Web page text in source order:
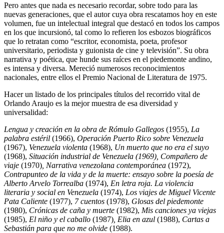
Pero antes que nada es necesario recordar, sobre todo para las
nuevas generaciones, que el autor cuya obra rescatamos hoy en este
volumen, fue un intelectual integral que destacó en todos los campos
en los que incursionó, tal como lo refieren los esbozos biográficos
que lo retratan como “escritor, economista, poeta, profesor
universitario, periodista y guionista de cine y televisión”. Su obra
narrativa y poética, que hunde sus raíces en el piedemonte andino,
es intensa y diversa. Mereció numerosos reconocimientos
nacionales, entre ellos el Premio Nacional de Literatura de 1975.
Hacer un listado de los principales títulos del recorrido vital de
Orlando Araujo es la mejor muestra de esa diversidad y
universalidad:
Lengua y creación en la obra de Rómulo Gallegos (1955), La
palabra estéril (1966), Operación Puerto Rico sobre Venezuela
(1967), Venezuela violenta (1968), Un muerto que no era el suyo
(1968), Situación industrial de Venezuela (1969), Compañero de
viaje (1970) , Narrativa venezolana contemporánea (1972),
Contrapunteo de la vida y de la muerte: ensayo sobre la poesía de
Alberto Arvelo Torrealba (1974), En letra roja. La violencia
literaria y social en Venezuela (1974), Los viajes de Miguel Vicente
Pata Caliente (1977), 7 cuentos (1978), Glosas del piedemonte
(1980), Crónicas de caña y muerte (1982), Mis canciones ya viejas
(1985), El niño y el caballo (1987) , Elia en azul (1988), Cartas a
Sebastián para que no me olvide (1988).